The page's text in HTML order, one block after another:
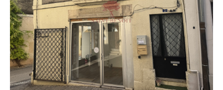
Budget
Budget
Surface
Surface
Pièces